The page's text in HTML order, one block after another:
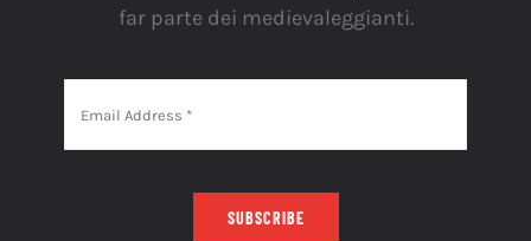
far parte dei medievaleggianti.
SUBSCRIBE